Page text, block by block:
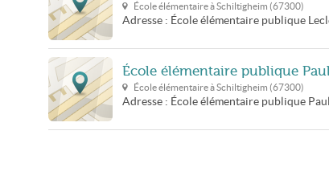
École élémentaire àSchiltigheim (67300)
Adresse : École élémentaire publique
École élémentaire publique
École élémentaire àSchiltigheim (67300)
Adresse : École élémentaire publique